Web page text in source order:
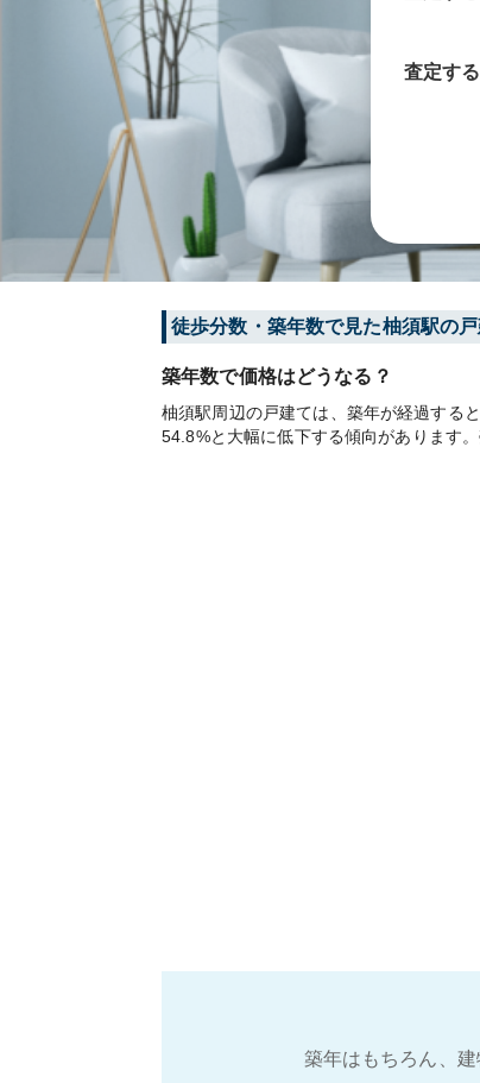
査定する
徒歩分数・築年数で見た柚須駅の
築年数で価格はどうなる？
柚須駅周辺の戸建ては、築年が経過する
54.8%と大幅に低下する傾向があります
築年はもちろん、